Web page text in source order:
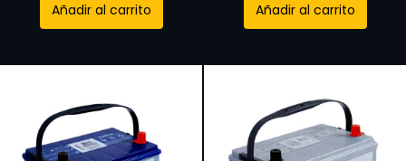
Añadir al carrito Añadir al carrito